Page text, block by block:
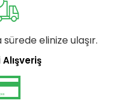
elinize ulaşır.